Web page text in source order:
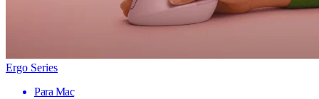
Ergo Series
Para Mac